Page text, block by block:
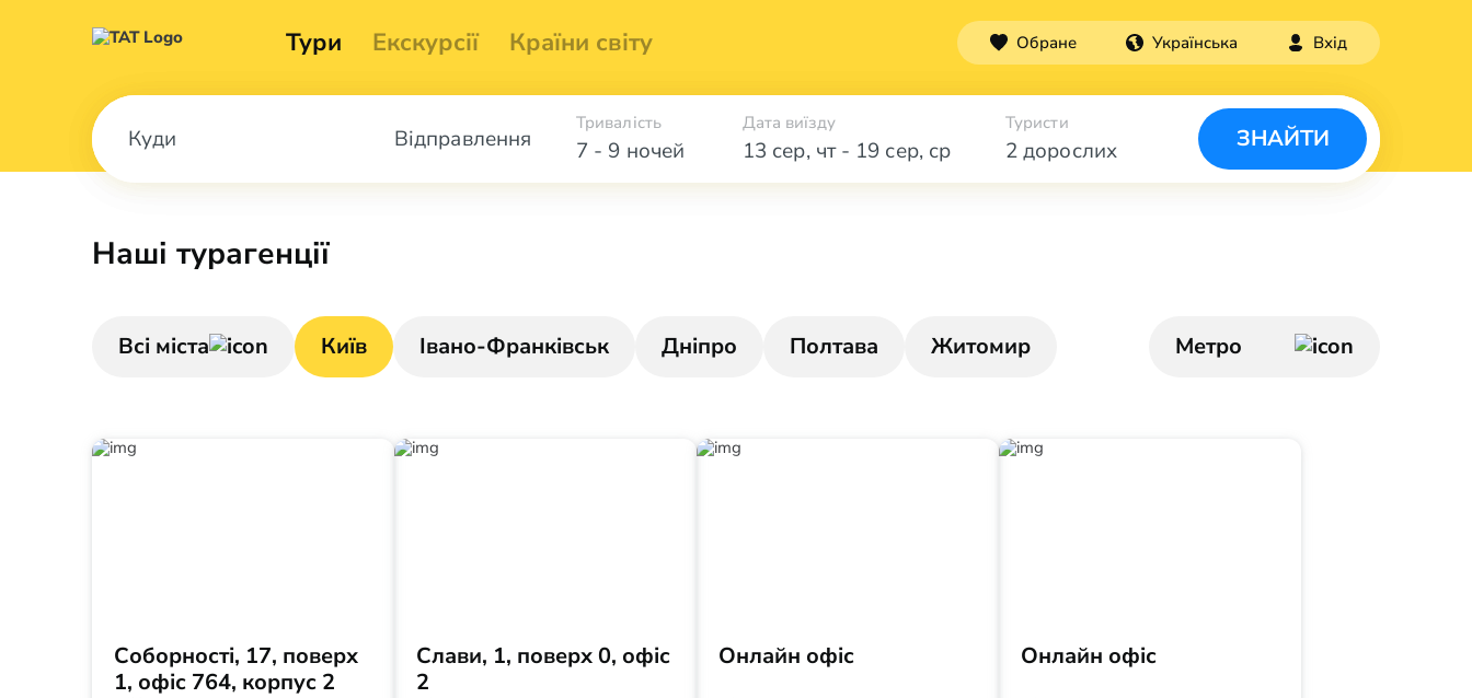
Тури Екскурсії Країни світу Обране Українська Вхід
Відправлення 7 - 9 ночей
Тривалість Дата виїзду
13 сер, чт- 19 сер, ср 2 дорослих
Туристи
ЗНАЙТИ
Наші турагенції
Всі міста Київ Івано-Франківськ Дніпро Полтава Житомир Метро
Соборності, 17, поверх
1, офіс 764, корпус 2
Слави, 1, поверх 0, офіс
2
Онлайн офіс Онлайн офіс